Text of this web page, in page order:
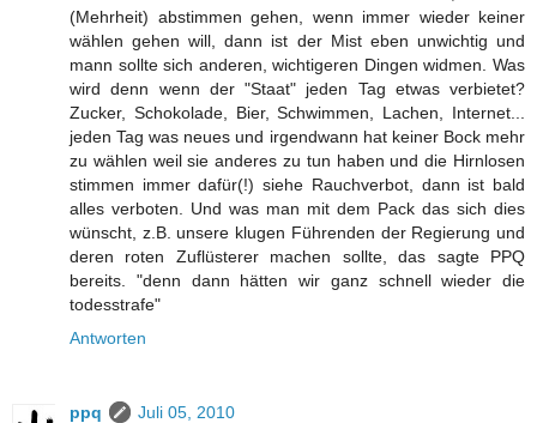
(Mehrheit) abstimmen gehen, wenn immer wieder keiner
wählen gehen will, dann ist der Mist eben unwichtig und
mann sollte sich anderen, wichtigeren Dingen widmen. Was
wird denn wenn der "Staat" jeden Tag etwas verbietet?
Zucker, Schokolade, Bier, Schwimmen, Lachen, Internet...
jeden Tag was neues und irgendwann hat keiner Bock mehr
zu wählen weil sie anderes zu tun haben und die Hirnlosen
stimmen immer dafür(!) siehe Rauchverbot, dann ist bald
alles verboten. Und was man mit dem Pack das sich dies
wünscht, z.B. unsere klugen Führenden der Regierung und
deren roten Zuflüsterer machen sollte, das sagte PPQ
bereits. "denn dann hätten wir ganz schnell wieder die
todesstrafe"
Antworten
ppq
Juli 05, 2010